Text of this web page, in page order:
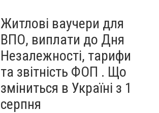
Житлові ваучери для
ВПО, виплати до Дня
Незалежності, тарифи
та звітність ФОП . Що
зміниться в Україні з 1
серпня